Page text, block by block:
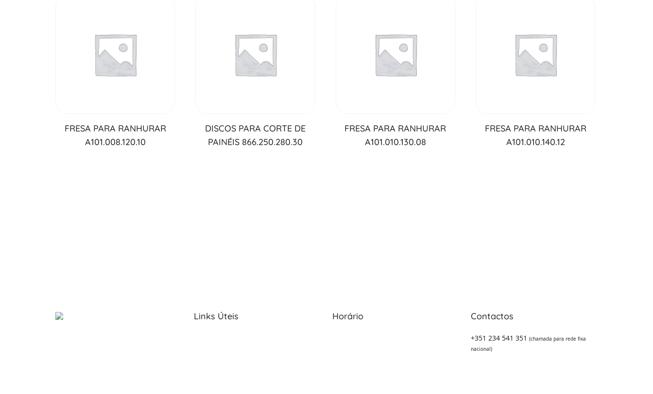
FRESA PARA RANHURAR
A101.008.120.10
DISCOS PARA CORTE DE
PAINÉIS 866.250.280.30
FRESA PARA RANHURAR
A101.010.130.08
FRESA PARA RANHURAR
A101.010.140.12
Links Úteis Horário Contactos
+351 234 541 351 (chamada para rede fixa
nacional)